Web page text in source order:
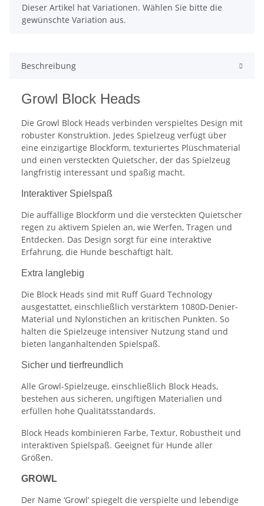
x
Dieser Artikel hat Variationen. Wählen Sie bitte die
gewünschte Variation aus.
Beschreibung
Growl Block Heads
Die Growl Block Heads verbinden verspieltes Design mit
robuster Konstruktion. Jedes Spielzeug verfügt über
eine einzigartige Blockform, texturiertes Plüschmaterial
und einen versteckten Quietscher, der das Spielzeug
langfristig interessant und spaßig macht.
Interaktiver Spielspaß
Die auffällige Blockform und die versteckten Quietscher
regen zu aktivem Spielen an, wie Werfen, Tragen und
Entdecken. Das Design sorgt für eine interaktive
Erfahrung, die Hunde beschäftigt hält.
Extra langlebig
Die Block Heads sind mit Ruff Guard Technology
ausgestattet, einschließlich verstärktem 1080D-Denier-
Material und Nylonstichen an kritischen Punkten. So
halten die Spielzeuge intensiver Nutzung stand und
bieten langanhaltenden Spielspaß.
Sicher und tierfreundlich
Alle Growl-Spielzeuge, einschließlich Block Heads,
bestehen aus sicheren, ungiftigen Materialien und
erfüllen hohe Qualitätsstandards.
Block Heads kombinieren Farbe, Textur, Robustheit und
interaktiven Spielspaß. Geeignet für Hunde aller
Größen.
GROWL
Der Name ‘Growl’ spiegelt die verspielte und lebendige